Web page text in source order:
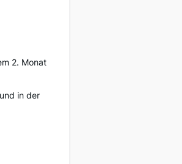
2. Monat
in der